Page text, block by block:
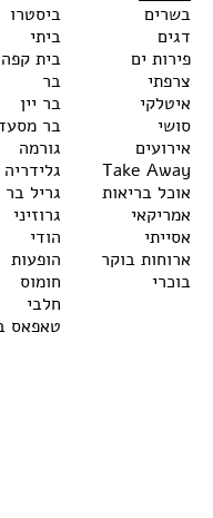
בשרים
דגים
פירות ים
צרפתי
איטלקי
סושי
אירועים
Take Away
אוכל בריאות
אמריקאי
אסייתי
ארוחות בוקר
בוכרי
ביסטרו
ביתי
בית קפה
בר
בר יין
בר
גורמה
גלידריה
גריל בר
גרוזיני
הודי
הופעות
חומוס
חלבי
טאפאס